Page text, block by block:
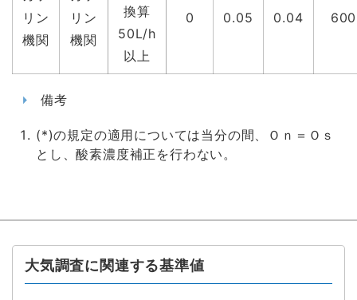
換算
50L/h
以上
リン
機関
リン
機関
0 0.05 0.04 600
備考
(*)の規定の適用については当分の間、Ｏｎ＝Ｏｓ
とし、酸素濃度補正を行わない。
大気調査に関連する基準値